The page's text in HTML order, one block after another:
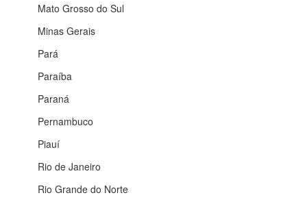
Mato Grosso do Sul
Minas Gerais
Pará
Paraíba
Paraná
Pernambuco
Piauí
Rio de Janeiro
Rio Grande do Norte